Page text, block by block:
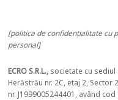
[politica de confidențialitate cu
personal]
ECRO S.R.L., societate cu sediul
Herăstrău nr. 2C, etaj 2,
nr. J1999005244401, având